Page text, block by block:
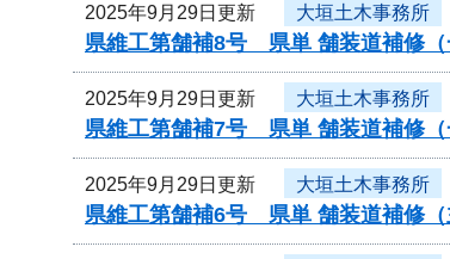
2025年9月29日更新 大垣土木事務所
県維工第舗補8号 県単 舗装道補修
2025年9月29日更新 大垣土木事務所
県維工第舗補7号 県単 舗装道補修（
2025年9月29日更新 大垣土木事務所
県維工第舗補6号 県単 舗装道補修（